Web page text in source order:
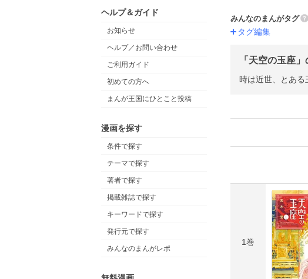
ヘルプ＆ガイド
お知らせ
ヘルプ／お問い合わせ
ご利用ガイド
初めての方へ
まんが王国にひとこと投稿
漫画を探す
条件で探す
テーマで探す
著者で探す
掲載雑誌で探す
キーワードで探す
発行元で探す
みんなのまんがレポ
みんなのまんがタグ
タグ編集
「天空の玉座
時は近世、とあ
1巻